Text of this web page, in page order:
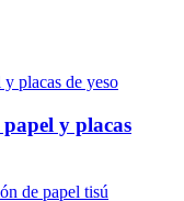
y placas